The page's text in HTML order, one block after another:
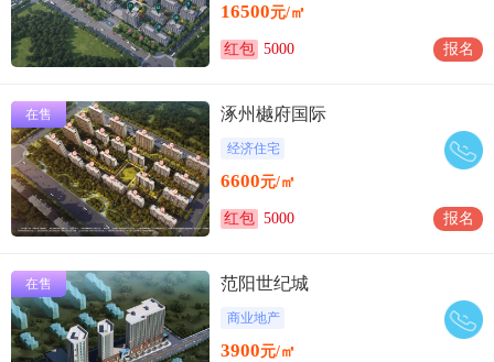
16500元/㎡
红包 5000 报名
在售 涿州樾府国际
经济住宅
6600元/㎡
红包 5000 报名
在售 范阳世纪城
商业地产
3900元/㎡